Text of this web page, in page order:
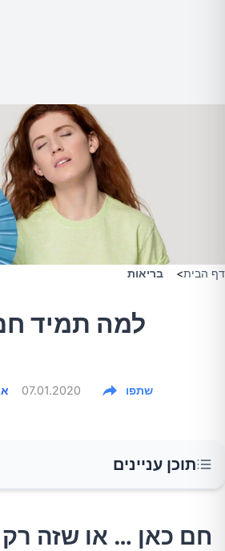
דף הבית> בריאות
למה תמיד
07.01.2020 שתפו
תוכן עניינים
שקופצת לכם לראש אם
חם כאן … או שזה רק